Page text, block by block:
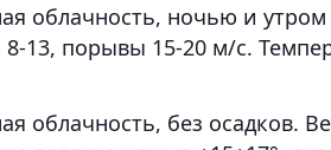
облачность, ночью и
13, порывы 15-20 м/с.
облачность, без осадков.